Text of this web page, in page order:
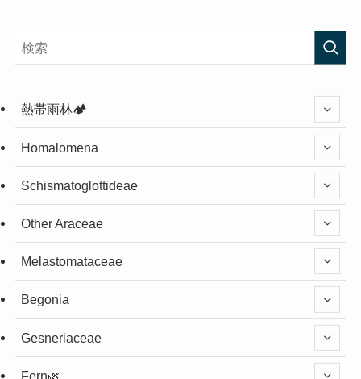
熱帯雨林🏕️
Homalomena
Schismatoglottideae
Other Araceae
Melastomataceae
Begonia
Gesneriaceae
Fern🌿